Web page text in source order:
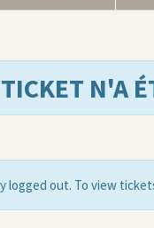
N'A
logged out. To view